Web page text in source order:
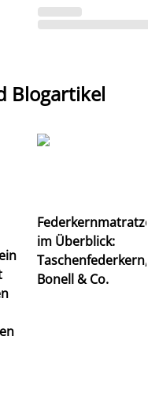
Blogartikel
im Überblick:
Taschenfederkern,
Bonell & Co.